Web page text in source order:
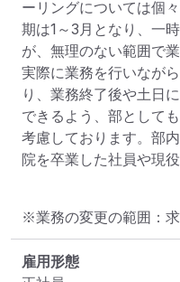
ーリングについては個
期は1～3月となり、一
が、無理のない範囲で
実際に業務を行いなが
り、業務終了後や土日
できるよう、部として
考慮しております。部
※業務の変更の範囲：
雇用形態